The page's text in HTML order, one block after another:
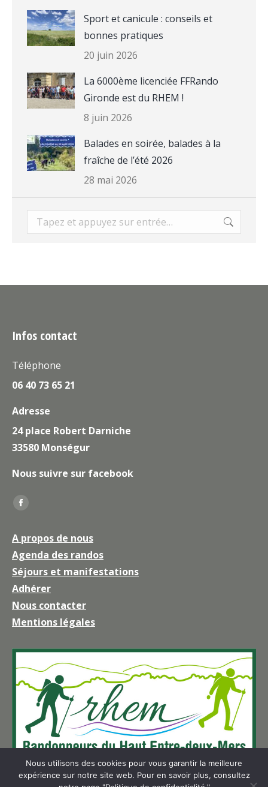
Sport et canicule : conseils et
bonnes pratiques
20 juin 2026
La 6000ème licenciée FFRando
Gironde est du RHEM !
8 juin 2026
Balades en soirée, balades à la
fraîche de l’été 2026
28 mai 2026
Recherche
:
Infos contact
Téléphone
06 40 73 65 21
Adresse
24 place Robert Darniche
33580 Monségur
Nous suivre sur facebook
Trouvez nous sur :
La
Facebook
s'ouvre
dans
une
nouvelle
fenêtre
A propos de nous
Agenda des randos
Séjours et manifestations
Adhérer
Nous contacter
Mentions légales
Nous utilisons des cookies pour vous garantir la meilleure
expérience sur notre site web. Pour en savoir plus, consultez